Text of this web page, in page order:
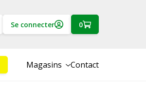
Se connecter 0
Magasins Contact